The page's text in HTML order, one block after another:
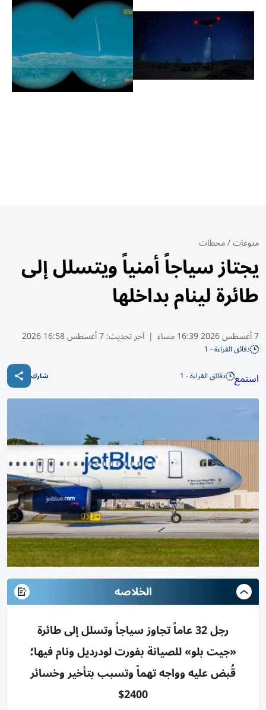
منوعات/محطات
يجتاز سياجاً أمنياً ويتسلل إلى
طائرة لينام بداخلها
7 أغسطس 2026 16:39 مساء | آخر تحديث:7 أغسطس 16:58 2026
دقائق القراءة - 1
استمع دقائق القراءة - 1 شارك
الخلاصه
رجل 32 عاماً تجاوز سياجاً وتسلل إلى طائرة
«جيت بلو» للصيانة بفورت لودرديل ونام فيها؛
قُبض عليه وواجه تهماً وتسبب بتأخير وخسائر
2400$